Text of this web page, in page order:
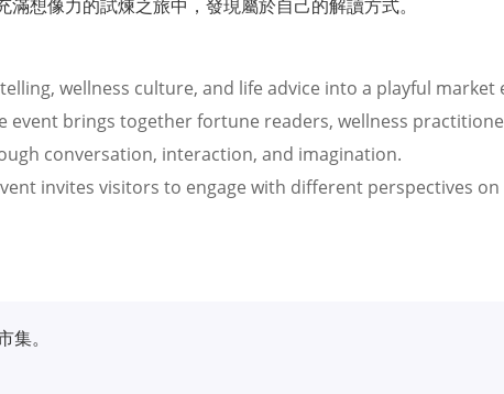
想像力的試煉之旅中，發現屬於自己的解讀方式。
wellness culture, and life advice into a playful market
event brings together fortune readers, wellness
conversation, interaction, and imagination.
invites visitors to engage with different perspectives
。